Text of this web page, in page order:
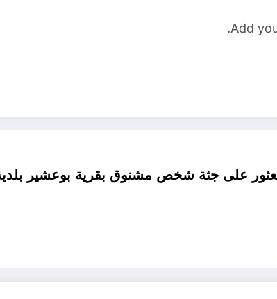
Add
على جثة شخص مشنوق بقرية بوعشير بلدية الطاهير